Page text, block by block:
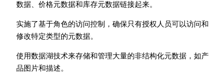
数据、价格元数据和库存元数据链接起来。
实施了基于角色的访问控制，确保只有授权人员可以访问和
修改特定类型的元数据。
使用数据湖技术来存储和管理大量的非结构化元数据，如产
品图片和描述。